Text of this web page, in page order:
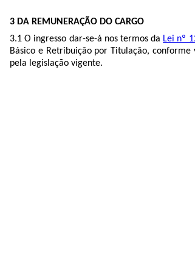
3 DA REMUNERAÇÃO DO CARGO
3.1 O ingresso dar-se-á nos termos da Lei nº
Básico e Retribuição por Titulação,
pela legislação vigente.